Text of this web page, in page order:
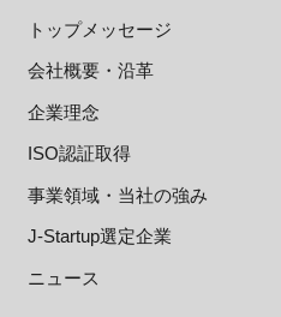
トップメッセージ
会社概要・沿革
企業理念
ISO認証取得
事業領域・当社の強み
J-Startup選定企業
ニュース